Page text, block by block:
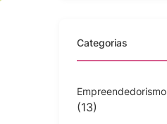
Categorias
Empreendedorismo
(13)